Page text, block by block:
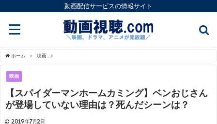
動画配信サービスの情報サイト
ホーム 映画
映画
【スパイダーマンホームカミング】ベンおじさん
が登場していない理由は？死んだシーンは？
2019年7月2日